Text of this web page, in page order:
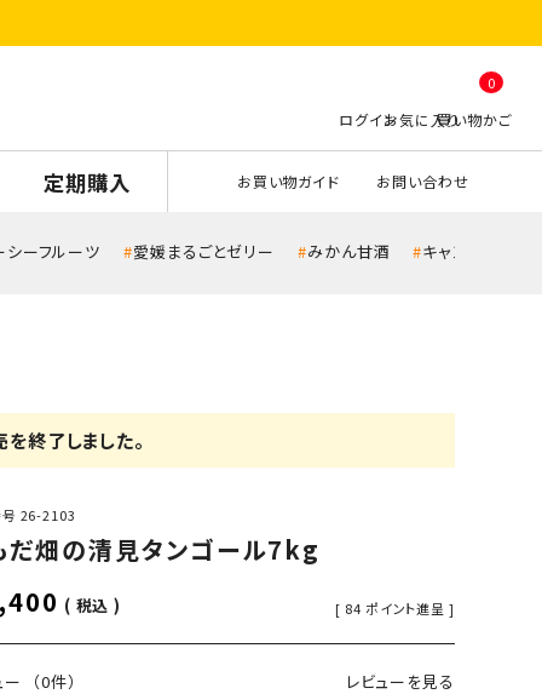
0
定期購入 お買い物ガイド お問い合わせ
シーフルーツ 愛媛まるごとゼリー みかん甘酒 キャンペーン
を終了しました。
26-2103
だ畑の清見タンゴール7kg
税込 [ 84 ポイント進呈 ]
ー （0件） レビューを見る